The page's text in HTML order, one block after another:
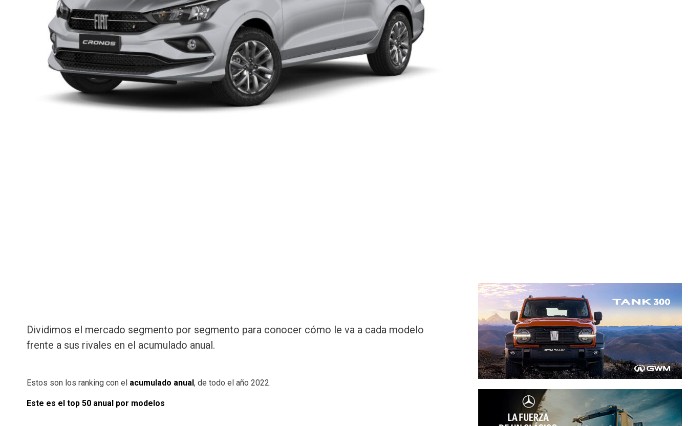
Dividimos el mercado segmento por segmento para conocer cómo le va a cada modelo
frente a sus rivales en el acumulado anual.
Estos son los ranking con el acumulado anual, de todo el año 2022.
Este es el top 50 anual por modelos